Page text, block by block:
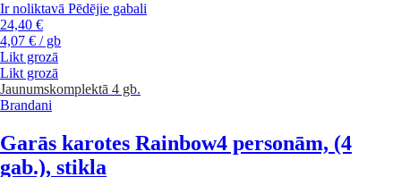
Ir noliktavā Pēdējie gabali
24,40 €
4,07 € / gb
Likt grozā
Likt grozā
Jaunumskomplektā 4 gb.
Brandani
Garās karotes Rainbow4 personām, (4
gab.), stikla